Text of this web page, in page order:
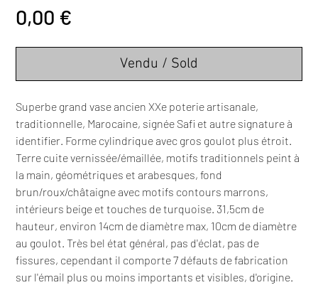
0,00 €
Vendu / Sold
Superbe grand vase ancien XXe poterie artisanale,
traditionnelle, Marocaine, signée Safi et autre signature à
identifier. Forme cylindrique avec gros goulot plus étroit.
Terre cuite vernissée/émaillée, motifs traditionnels peint à
la main, géométriques et arabesques, fond
brun/roux/châtaigne avec motifs contours marrons,
intérieurs beige et touches de turquoise. 31,5cm de
hauteur, environ 14cm de diamètre max, 10cm de diamètre
au goulot. Très bel état général, pas d'éclat, pas de
fissures, cependant il comporte 7 défauts de fabrication
sur l'émail plus ou moins importants et visibles, d'origine.